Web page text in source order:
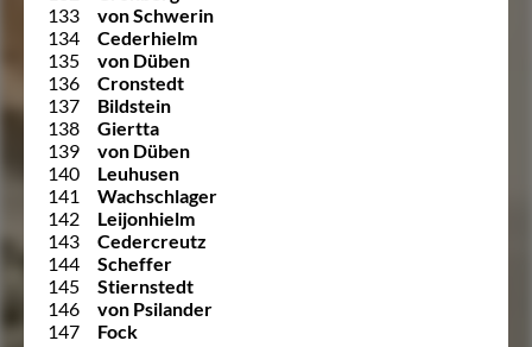
133
von Schwerin
134
Cederhielm
135
von Düben
136
Cronstedt
137
Bildstein
138
Giertta
139
von Düben
140
Leuhusen
141
Wachschlager
142
Leijonhielm
143
Cedercreutz
144
Scheffer
145
Stiernstedt
146
von Psilander
147
Fock